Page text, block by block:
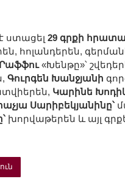
ստացել 29 գրքի
հոլանդերեն,
Րաֆֆու«Խենթը»՝
Գուրգեն Խանջյանի
Կարինե
Սարիբեկյանինը՝
խորվաթերեն և այլ